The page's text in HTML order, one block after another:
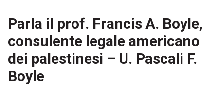
Parla il prof. Francis A. Boyle,
consulente legale americano
dei palestinesi – U. Pascali F.
Boyle